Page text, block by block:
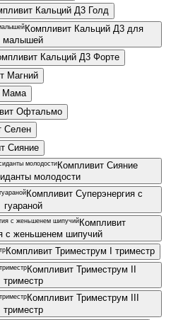
Кальций Д3 Голд
Компливит Кальций Д3 для
малышей
Кальций Д3 Форте
Магний
Мама
Офтальмо
Селен
Сияние
Компливит Сияние
молодости
Компливит Суперэнергия с
гуараной
Компливит
с женьшенем шипучий
Компливит Триместрум I триместр
Компливит Триместрум II
триместр
Компливит Триместрум III
триместр